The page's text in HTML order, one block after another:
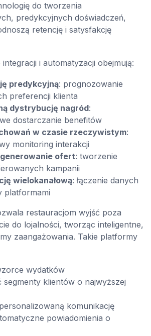
do tworzenia
predykcyjnych doświadczeń,
retencję i satysfakcję
i automatyzacji obejmują:
predykcyjną: prognozowanie
preferencji klienta
dystrybucję nagród:
dostarczanie benefitów
w czasie rzeczywistym:
monitoring interakcji
ofert: tworzenie
kampanii
wielokanałową: łączenie danych
platformami
restauracjom wyjść poza
do lojalności, tworząc inteligentne,
zaangażowania. Takie platformy
wydatków
segmenty klientów o najwyższej
komunikację
powiadomienia o